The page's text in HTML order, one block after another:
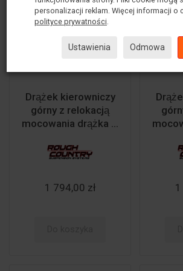
Drążek kierowniczy
górny z relokacją
mocowania drążka ...
1 794,00 zł
personalizacji reklam. Więcej informacji o
polityce prywatności.
Ustawienia Odmowa